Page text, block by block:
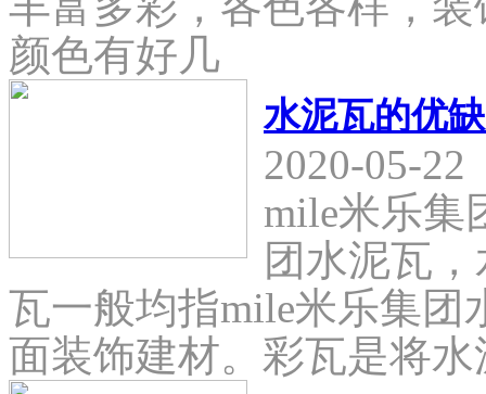
颜色有好几
水泥瓦的优
2020-05-22
mile米乐集
团水泥瓦
瓦一般均指mile米乐集团
面装饰建材。彩瓦是将